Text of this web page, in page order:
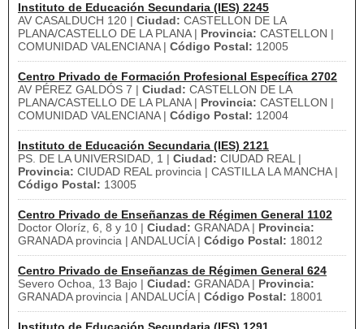
Instituto de Educación Secundaria (IES) 2245
AV CASALDUCH 120 | Ciudad: CASTELLON DE LA
PLANA/CASTELLO DE LA PLANA | Provincia: CASTELLON |
COMUNIDAD VALENCIANA | Código Postal: 12005
Centro Privado de Formación Profesional Específica 2702
AV PÉREZ GALDÓS 7 | Ciudad: CASTELLON DE LA
PLANA/CASTELLO DE LA PLANA | Provincia: CASTELLON |
COMUNIDAD VALENCIANA | Código Postal: 12004
Instituto de Educación Secundaria (IES) 2121
PS. DE LA UNIVERSIDAD, 1 | Ciudad: CIUDAD REAL |
Provincia: CIUDAD REAL provincia | CASTILLA LA MANCHA |
Código Postal: 13005
Centro Privado de Enseñanzas de Régimen General 1102
Doctor Oloríz, 6, 8 y 10 | Ciudad: GRANADA | Provincia:
GRANADA provincia | ANDALUCÍA | Código Postal: 18012
Centro Privado de Enseñanzas de Régimen General 624
Severo Ochoa, 13 Bajo | Ciudad: GRANADA | Provincia:
GRANADA provincia | ANDALUCÍA | Código Postal: 18001